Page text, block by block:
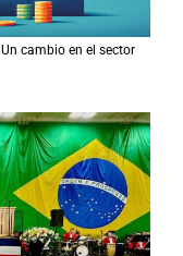
cambio en el sector